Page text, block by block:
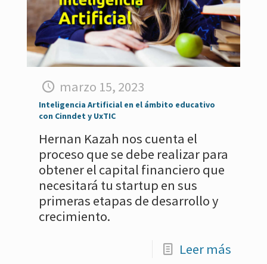
marzo 15, 2023
Inteligencia Artificial en el ámbito educativo
con Cinndet y UxTIC
Hernan Kazah nos cuenta el
proceso que se debe realizar para
obtener el capital financiero que
necesitará tu startup en sus
primeras etapas de desarrollo y
crecimiento.
Leer más